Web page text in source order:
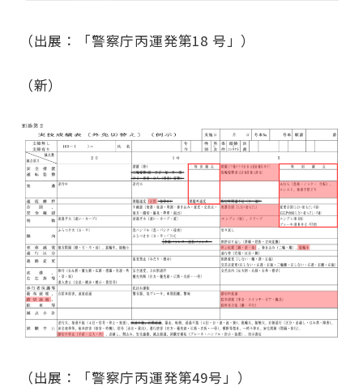
（出展：「警察庁丙運発第18 号」）
（新）
（出展：「警察庁丙運発第49号」）